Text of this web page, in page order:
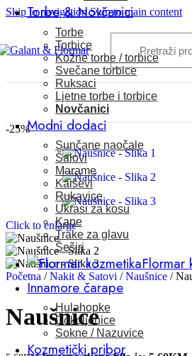
Skip to navigationSkip to main content
Torbe & Novčanici
Torbe
Torbice
Kožne torbe / torbice
Svečane torbice
Ruksaci
Ljetne torbe i torbice
Novčanici
Modni dodaci
Sunčane naočale
Šalovi
Marame
Kaiševi
Rukavice
Ukrasi za kosu
Kape
Trake za glavu
Šeširi
Flormar
Innamore čarape
Hulahopke
Dokoljenice
Sokne / Nazuvice
Kozmetički pribor
-25%
Click to enlarge
Početna / Nakit & Satovi / Naušnice /
Naušnice